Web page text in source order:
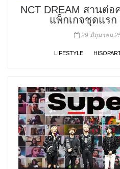
NCT DREAM สานต่
แพ็กเกจชุดแรก
29 มิถุนายน
LIFESTYLE